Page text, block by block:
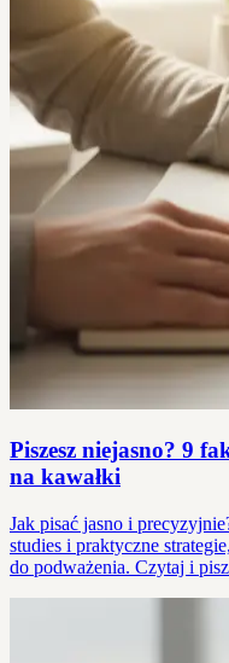
Piszesz niejasno? 9
na kawałki
Jak pisać jasno i
studies i praktyczne
do podważenia. Czytaj i